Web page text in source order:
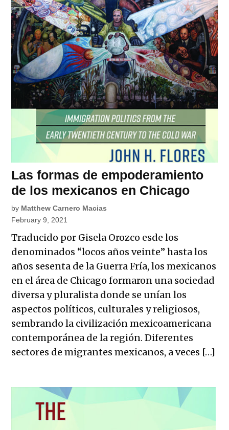
Las formas de empoderamiento
de los mexicanos en Chicago
by Matthew Carnero Macias
February 9, 2021
Traducido por Gisela Orozco esde los
denominados “locos años veinte” hasta los
años sesenta de la Guerra Fría, los mexicanos
en el área de Chicago formaron una sociedad
diversa y pluralista donde se unían los
aspectos políticos, culturales y religiosos,
sembrando la civilización mexicoamericana
contemporánea de la región. Diferentes
sectores de migrantes mexicanos, a veces […]